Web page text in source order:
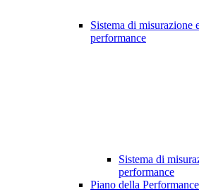
Sistema di misurazione
performance
Sistema di
performance
Piano della Performance